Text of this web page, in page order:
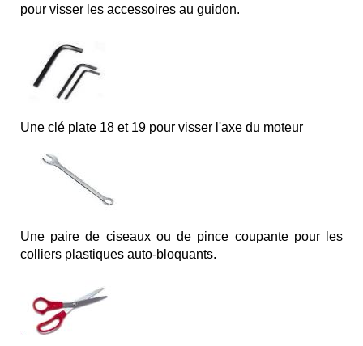
pour visser les accessoires au guidon.
Une clé plate 18 et 19 pour visser l'axe du moteur
Une paire de ciseaux ou de pince coupante pour les
colliers plastiques auto-bloquants.